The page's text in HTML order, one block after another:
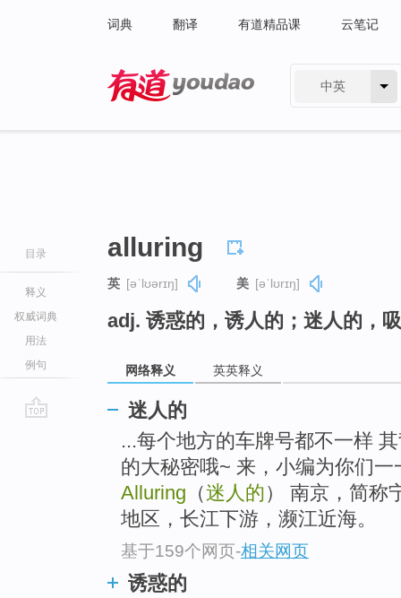
词典 翻译 有道精品课 云笔记
中英
目录
释义
权威词典
用法
例句
alluring
英 [əˈlʊərɪŋ] 美 [əˈlʊrɪŋ]
adj. 诱惑的，诱人的；迷人的，
网络释义 英英释义
迷人的
...每个地方的车牌号都不一样
的大秘密哦~ 来，小编为你们
Alluring （迷人的） 南京，简称
地区，长江下游，濒江近海。
基于159个网页-相关网页
诱惑的